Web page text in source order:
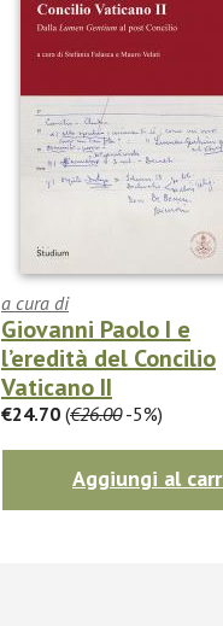
a cura di
Giovanni Paolo I e
l’eredità del Concilio
Vaticano II
€24.70 (€26.00-5%)
Aggiungi al